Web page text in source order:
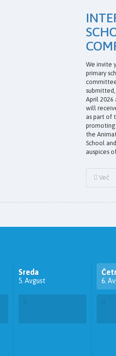
We invite
primary
April 2026
will
as part of
promoting
the
School
auspices
Več
Sreda
5. Avgust 6.